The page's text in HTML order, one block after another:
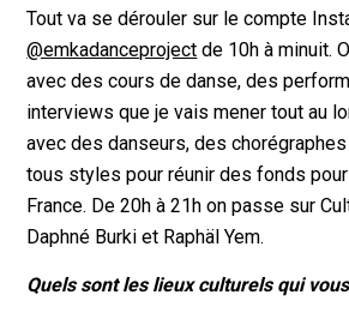
Tout va se dérouler sur le compte
@emkadanceproject de 10h à minuit.
avec des cours de danse, des
interviews que je vais mener tout au
avec des danseurs, des
tous styles pour réunir des fonds
France. De 20h à 21h on passe sur
Daphné Burki et Raphäl Yem.
Quels sont les lieux culturels qui